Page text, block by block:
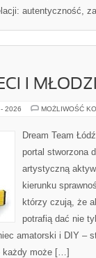
autentyczność,
I
2026 MOŻLIWOŚĆ
Dream Team
portal stworzona
artystyczną
kierunku
którzy czują, że
potrafią dać nie
amatorski i DIY –
każdy może […]